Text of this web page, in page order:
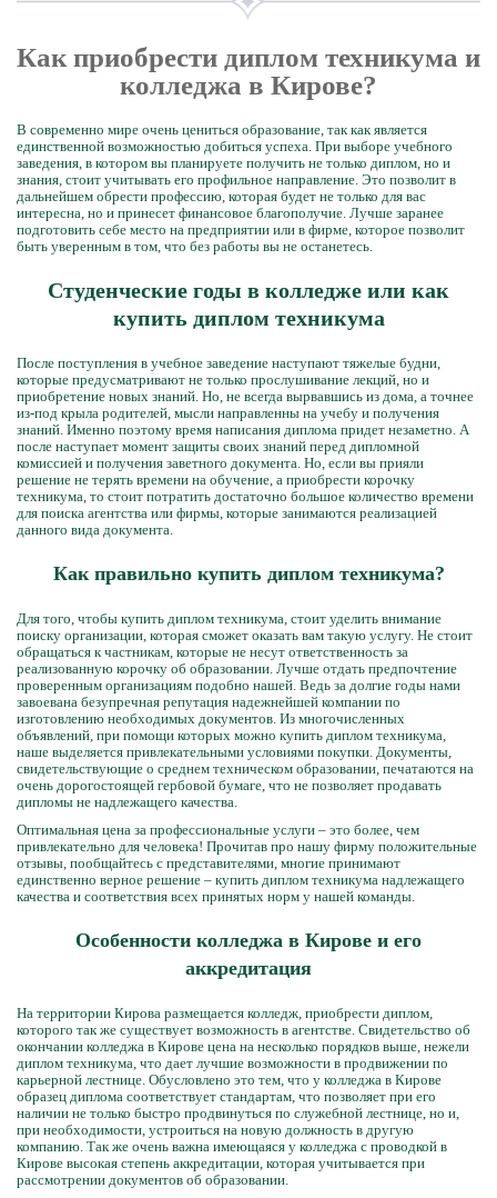
Как приобрести диплом техникума и
колледжа в Кирове?
В современно мире очень цениться образование, так как является
единственной возможностью добиться успеха. При выборе учебного
заведения, в котором вы планируете получить не только диплом, но и
знания, стоит учитывать его профильное направление. Это позволит в
дальнейшем обрести профессию, которая будет не только для вас
интересна, но и принесет финансовое благополучие. Лучше заранее
подготовить себе место на предприятии или в фирме, которое позволит
быть уверенным в том, что без работы вы не останетесь.
Студенческие годы в колледже или как
купить диплом техникума
После поступления в учебное заведение наступают тяжелые будни,
которые предусматривают не только прослушивание лекций, но и
приобретение новых знаний. Но, не всегда вырвавшись из дома, а точнее
из-под крыла родителей, мысли направленны на учебу и получения
знаний. Именно поэтому время написания диплома придет незаметно. А
после наступает момент защиты своих знаний перед дипломной
комиссией и получения заветного документа. Но, если вы прияли
решение не терять времени на обучение, а приобрести корочку
техникума, то стоит потратить достаточно большое количество времени
для поиска агентства или фирмы, которые занимаются реализацией
данного вида документа.
Как правильно купить диплом техникума?
Для того, чтобы купить диплом техникума, стоит уделить внимание
поиску организации, которая сможет оказать вам такую услугу. Не стоит
обращаться к частникам, которые не несут ответственность за
реализованную корочку об образовании. Лучше отдать предпочтение
проверенным организациям подобно нашей. Ведь за долгие годы нами
завоевана безупречная репутация надежнейшей компании по
изготовлению необходимых документов. Из многочисленных
объявлений, при помощи которых можно купить диплом техникума,
наше выделяется привлекательными условиями покупки. Документы,
свидетельствующие о среднем техническом образовании, печатаются на
очень дорогостоящей гербовой бумаге, что не позволяет продавать
дипломы не надлежащего качества.
Оптимальная цена за профессиональные услуги – это более, чем
привлекательно для человека! Прочитав про нашу фирму положительные
отзывы, пообщайтесь с представителями, многие принимают
единственно верное решение – купить диплом техникума надлежащего
качества и соответствия всех принятых норм у нашей команды.
Особенности колледжа в Кирове и его
аккредитация
На территории Кирова размещается колледж, приобрести диплом,
которого так же существует возможность в агентстве. Свидетельство об
окончании колледжа в Кирове цена на несколько порядков выше, нежели
диплом техникума, что дает лучшие возможности в продвижении по
карьерной лестнице. Обусловлено это тем, что у колледжа в Кирове
образец диплома соответствует стандартам, что позволяет при его
наличии не только быстро продвинуться по служебной лестнице, но и,
при необходимости, устроиться на новую должность в другую
компанию. Так же очень важна имеющаяся у колледжа с проводкой в
Кирове высокая степень аккредитации, которая учитывается при
рассмотрении документов об образовании.